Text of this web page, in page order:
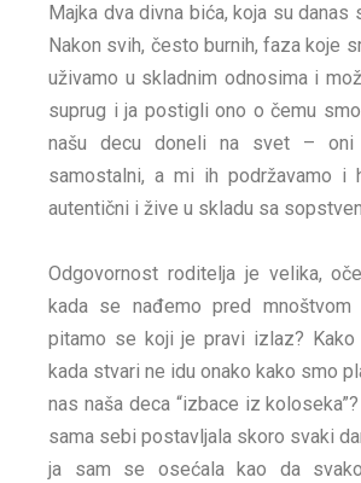
Majka dva divna bića, koja su danas
Nakon svih, često burnih, faza koje
uživamo u skladnim odnosima i
suprug i ja postigli ono o čemu
našu decu doneli na svet –
samostalni, a mi ih podržavamo i
autentični i žive u skladu sa
Odgovornost roditelja je velika,
kada se nađemo pred
pitamo se koji je pravi izlaz?
kada stvari ne idu onako kako smo
nas naša deca “izbace iz
sama sebi postavljala skoro svaki
ja sam se osećala kao da